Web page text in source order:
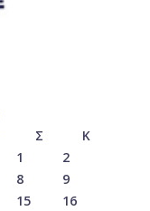
Σ
Κ
1
2
8
9
15
16